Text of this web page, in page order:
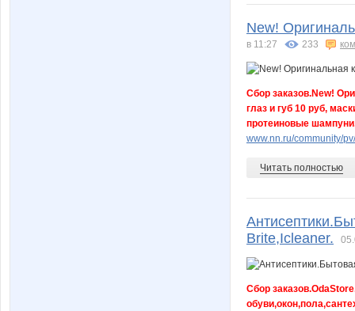
New!
в 11:27 233
Сбор заказов.New!
глаз и губ 10 руб,
протеиновые
www.nn.ru/community/
Читать полностью
Brite,Icleaner.
Сбор